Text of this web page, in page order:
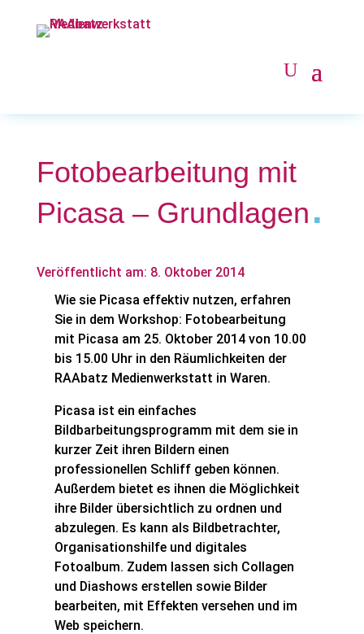
Fotobearbeitung mit
Picasa – Grundlagen.
Veröffentlicht am: 8. Oktober 2014
Wie sie Picasa effektiv nutzen, erfahren
Sie in dem Workshop: Fotobearbeitung
mit Picasa am 25. Oktober 2014 von 10.00
bis 15.00 Uhr in den Räumlichkeiten der
RAAbatz Medienwerkstatt in Waren.
Picasa ist ein einfaches
Bildbarbeitungsprogramm mit dem sie in
kurzer Zeit ihren Bildern einen
professionellen Schliff geben können.
Außerdem bietet es ihnen die Möglichkeit
ihre Bilder übersichtlich zu ordnen und
abzulegen. Es kann als Bildbetrachter,
Organisationshilfe und digitales
Fotoalbum. Zudem lassen sich Collagen
und Diashows erstellen sowie Bilder
bearbeiten, mit Effekten versehen und im
Web speichern.